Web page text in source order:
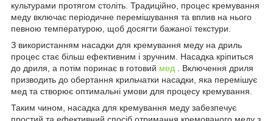
культурами протягом століть. Традиційно, процес кремування
меду включає періодичне перемішування та вплив на нього
певною температурою, щоб досягти бажаної текстури.
З використанням насадки для кремування меду на дриль
процес стає більш ефективним і зручним. Насадка кріпиться
до дриля, а потім поринає в готовий мед . Включення дриля
призводить до обертання крильчатки насадки, яка перемішує
мед та створює оптимальні умови для процесу кремування.
Таким чином, насадка для кремування меду забезпечує